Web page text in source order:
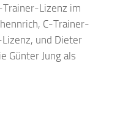
Trainer-Lizenz im
C-Trainer-
und Dieter
Günter Jung als